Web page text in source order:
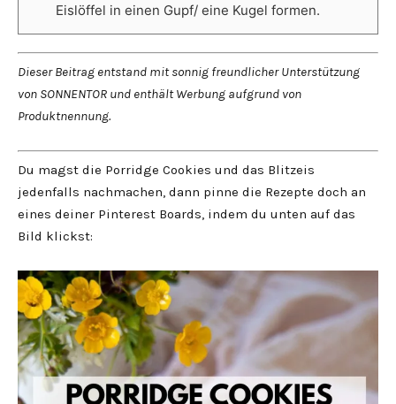
Eislöffel in einen Gupf/ eine Kugel formen.
Dieser Beitrag entstand mit sonnig freundlicher Unterstützung
von SONNENTOR und enthält Werbung aufgrund von
Produktnennung.
Du magst die Porridge Cookies und das Blitzeis
jedenfalls nachmachen, dann pinne die Rezepte doch an
eines deiner Pinterest Boards, indem du unten auf das
Bild klickst: